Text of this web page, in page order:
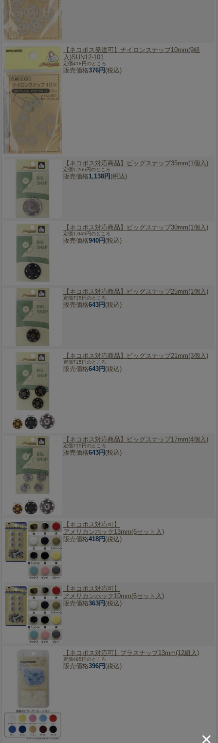
【ネコポス発送可】 ナイロンスナップ10mm(9組
入)SUN12-101
定価418円のところ
販売価格376円 (税込)
【ネコポス対応商品】 ビッグスナップ35mm(1個入)
定価1,265円のところ
販売価格1,138円 (税込)
【ネコポス対応商品】 ビッグスナップ30mm(1個入)
定価1,045円のところ
販売価格940円 (税込)
【ネコポス対応商品】 ビッグスナップ25mm(1個入)
定価715円のところ
販売価格643円 (税込)
【ネコポス対応商品】 ビッグスナップ21mm(3個入)
定価715円のところ
販売価格643円 (税込)
【ネコポス対応商品】 ビッグスナップ17mm(4個入)
定価715円のところ
販売価格643円 (税込)
【ネコポス対応可】
アメリカンホック13mm(6セット入)
販売価格418円 (税込)
【ネコポス対応可】
アメリカンホック10mm(6セット入)
販売価格363円 (税込)
【ネコポス対応可】 プラスナップ13mm(12組入)
定価495円のところ
販売価格396円 (税込)